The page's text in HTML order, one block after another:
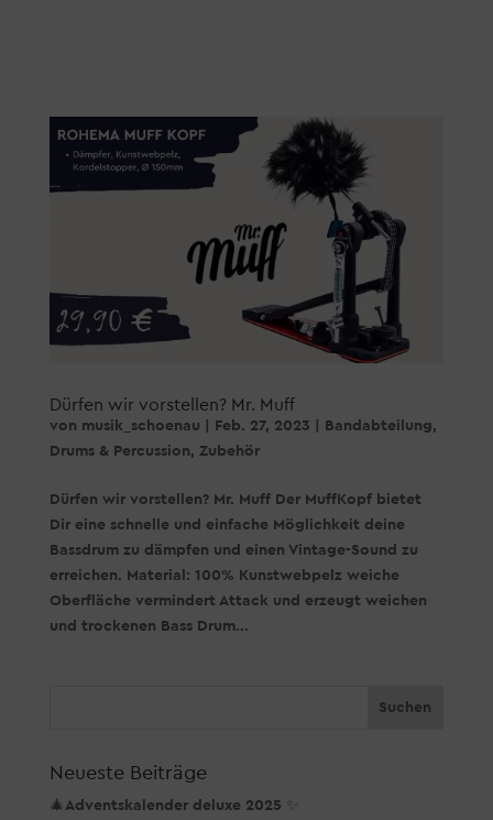
Dürfen wir vorstellen? Mr. Muff
von musik_schoenau Feb. 27, 2023 Bandabteilung,
Drums & Percussion, Zubehör
Dürfen wir vorstellen? Mr. Muff Der MuffKopf bietet
Dir eine schnelle und einfache Möglichkeit deine
Bassdrum zu dämpfen und einen Vintage-Sound zu
erreichen. Material: 100% Kunstwebpelz weiche
Oberfläche vermindert Attack und erzeugt weichen
und trockenen Bass Drum...
Neueste Beiträge
🎄Adventskalender deluxe 2025 ✨